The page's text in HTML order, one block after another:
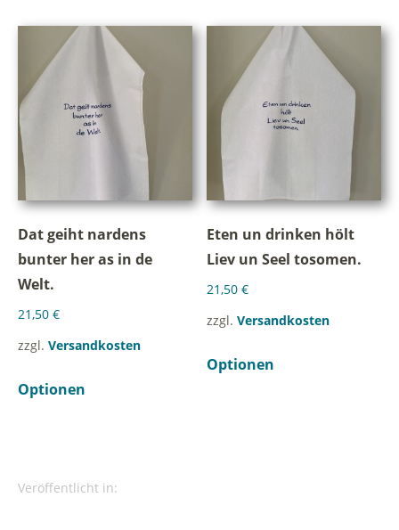
Dat geiht nardens
bunter her as in de
Welt.
21,50 €
zzgl. Versandkosten
Optionen
Eten un drinken hölt
Liev un Seel tosomen.
21,50€
zzgl.Versandkosten
Optionen
Veröffentlicht in: